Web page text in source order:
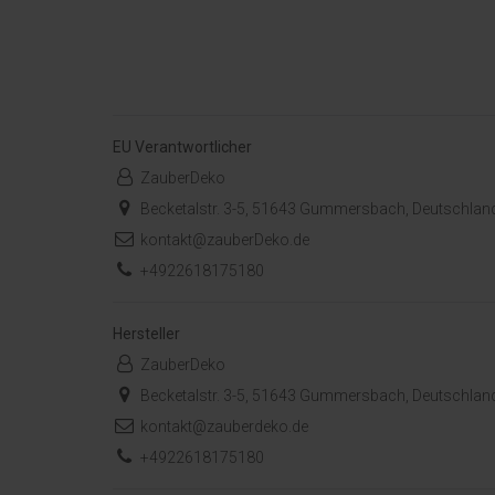
EU Verantwortlicher
ZauberDeko
Becketalstr. 3-5, 51643 Gummersbach,
kontakt@zauberDeko.de
+4922618175180
Hersteller
ZauberDeko
Becketalstr. 3-5, 51643 Gummersbach,
kontakt@zauberdeko.de
+4922618175180